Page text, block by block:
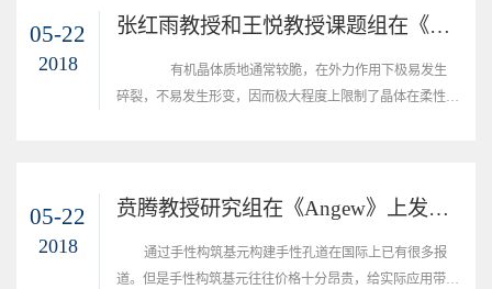
大环化学的快速发展是推动超分子化学与材料领域蓬勃发展
计与合成一直是主客体化学和有...
05-22
2018
张红雨教授和王悦教授课题组在《Adv.Mater》及《Angew》上报道弹性有机发光晶体
有机晶体质地通常较脆，在外力作用下极易发生
碎裂，不易发生形变，因而极大程度上限制了晶体在柔性器
红雨教授和王悦教授课题组先后在《Advanced Materials》和
Organic Single Crystals Exhibi...
05-22
2018
贲腾教授研究组在《Angew》上发表关于微孔材料手性诱导研究成果
通过手性构筑基元构建手性孔道在国际上已有很多报
道。但是手性构筑基元往往价格十分昂贵，给实际应用带来